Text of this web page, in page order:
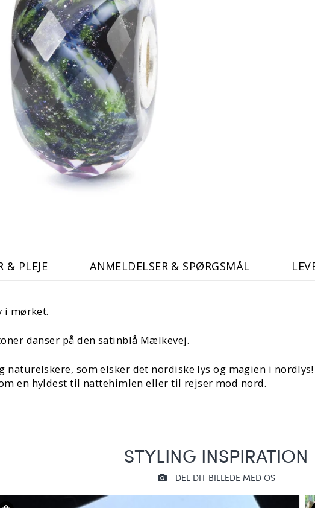
& PLEJE ANMELDELSER & SPØRGSMÅL
i mørket.
danser på den satinblå Mælkevej.
som elsker det nordiske lys og magien i
en hyldest til nattehimlen eller til rejser mod nord.